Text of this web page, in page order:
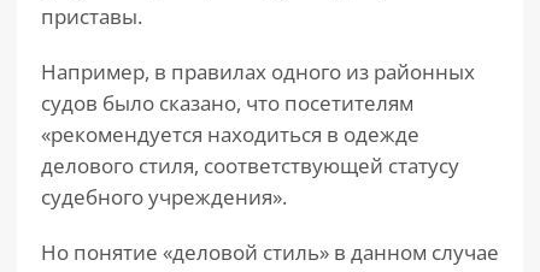
приставы.
Например, в правилах одного из районных
судов было сказано, что посетителям
«рекомендуется находиться в одежде
делового стиля, соответствующей статусу
судебного учреждения».
Но понятие «деловой стиль» в данном случае